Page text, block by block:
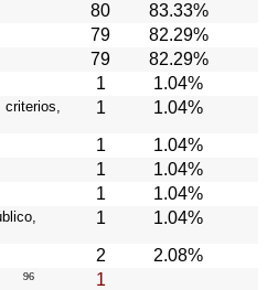
80 83.33%
79 82.29%
79 82.29%
1 1.04%
criterios,
1 1.04%
1 1.04%
1 1.04%
1 1.04%
1 1.04%
2 2.08%
96 1